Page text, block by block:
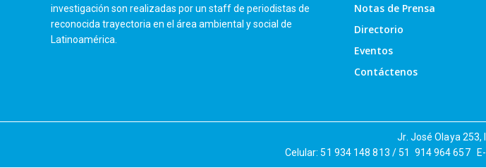
investigación son realizadas por un staff de periodistas de
reconocida trayectoria en el área ambiental y social de
Latinoamérica.
Notas de Prensa
Directorio
Eventos
Contáctenos
Jr. José Olaya
Celular: 51 934 148 813 / 51 914 964 657